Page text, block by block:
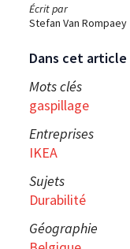
Écrit par
Stefan Van Rompaey
Dans cet article
Mots clés
gaspillage
Entreprises
IKEA
Sujets
Durabilité
Géographie